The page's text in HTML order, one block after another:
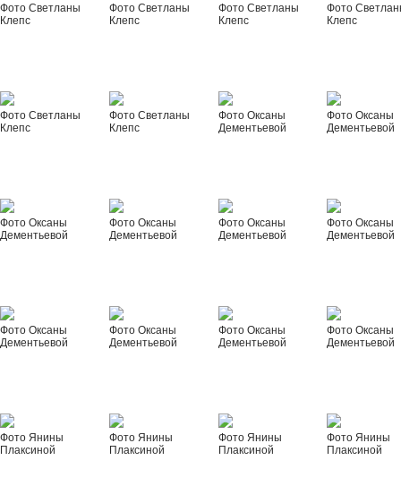
Фото Светланы
Клепс
Фото Светланы
Клепс
Фото Светланы
Клепс
Фото
Клепс
Фото Светланы
Клепс
Фото Светланы
Клепс
Фото Оксаны
Дементьевой
Фото Оксаны
Дементьевой
Фото Оксаны
Дементьевой
Фото Оксаны
Дементьевой
Фото Оксаны
Дементьевой
Фото Оксаны
Дементьевой
Фото Оксаны
Дементьевой
Фото Оксаны
Дементьевой
Фото Оксаны
Дементьевой
Фото Оксаны
Дементьевой
Фото Янины
Плаксиной
Фото Янины
Плаксиной
Фото Янины
Плаксиной
Фото Янины
Плаксиной